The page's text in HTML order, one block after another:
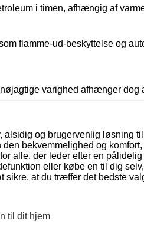
i timen, afhængig af
flamme-ud-beskyttelse og
varighed afhænger
og brugervenlig løsning
bekvemmelighed og
alle, der leder efter en
eller købe en til dig
at du træffer det bedste
til dit hjem